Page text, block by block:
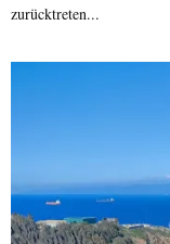
zurücktreten...